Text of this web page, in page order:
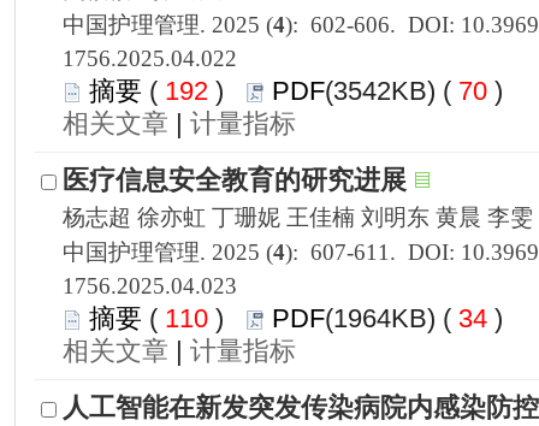
1756.2025.04.022
192 ) 70 )
|
1756.2025.04.023
110 ) 34 )
|